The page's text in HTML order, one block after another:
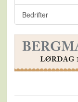
Bedrifter